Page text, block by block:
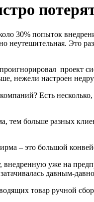
30% попыток
неутешительная. Это
проект
нежели настроен
Есть
тем больше разных
– это большой
внедренную уже на
давным-
товар ручной